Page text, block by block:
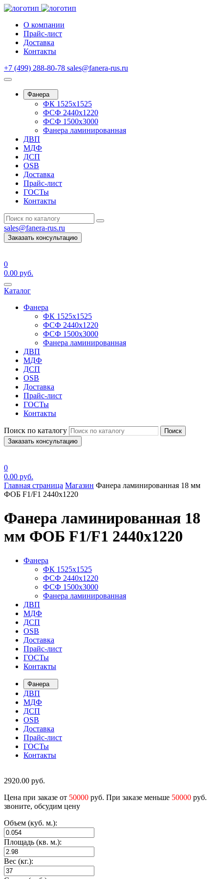
О компании
Прайс-лист
Доставка
Контакты
+7 (499) 288-80-78 sales@fanera-rus.ru
Фанера
ФК 1525х1525
ФСФ 2440х1220
ФСФ 1500х3000
Фанера ламинированная
ДВП
МДФ
ДСП
OSB
Доставка
Прайс-лист
ГОСТы
Контакты
sales@fanera-rus.ru
Заказать консультацию
0
0.00 руб.
Каталог
Фанера
ФК 1525х1525
ФСФ 2440х1220
ФСФ 1500х3000
Фанера ламинированная
ДВП
МДФ
ДСП
OSB
Доставка
Прайс-лист
ГОСТы
Контакты
Поиск по каталогу
Поиск
Заказать консультацию
0
0.00 руб.
Главная страница Магазин Фанера ламинированная 18 мм
ФОБ F1/F1 2440х1220
Фанера ламинированная 18
мм ФОБ F1/F1 2440х1220
Фанера
ФК 1525х1525
ФСФ 2440х1220
ФСФ 1500х3000
Фанера ламинированная
ДВП
МДФ
ДСП
OSB
Доставка
Прайс-лист
ГОСТы
Контакты
Фанера
ДВП
МДФ
ДСП
OSB
Доставка
Прайс-лист
ГОСТы
Контакты
2920.00 руб.
Цена при заказе от 50000 руб. При заказе меньше 50000 руб.
звоните, обсудим цену
Объем (куб. м.):
Площадь (кв. м.):
Вес (кг.):